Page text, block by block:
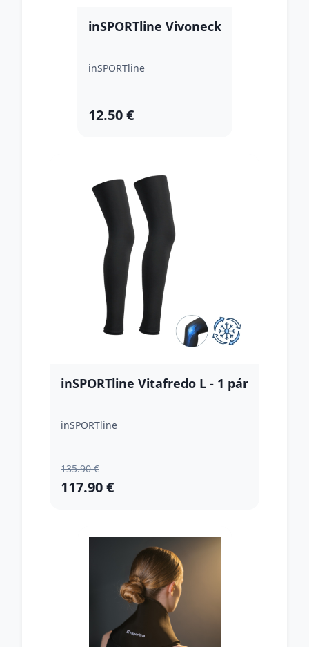
inSPORTline Vivoneck
inSPORTline
12.50 €
inSPORTline Vitafredo L - 1 pár
inSPORTline
135.90 €
117.90 €